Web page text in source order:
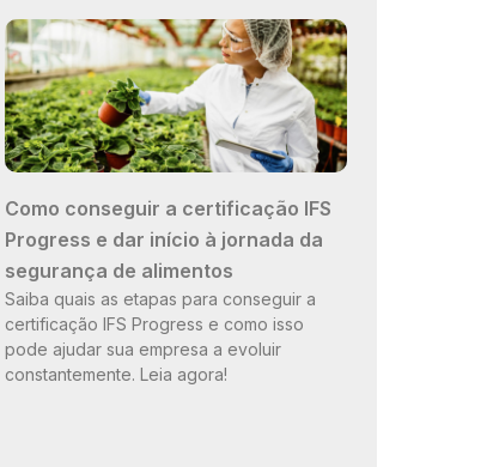
Como conseguir a certificação IFS
Progress e dar início à jornada da
segurança de alimentos
Saiba quais as etapas para conseguir a
certificação IFS Progress e como isso
pode ajudar sua empresa a evoluir
constantemente. Leia agora!